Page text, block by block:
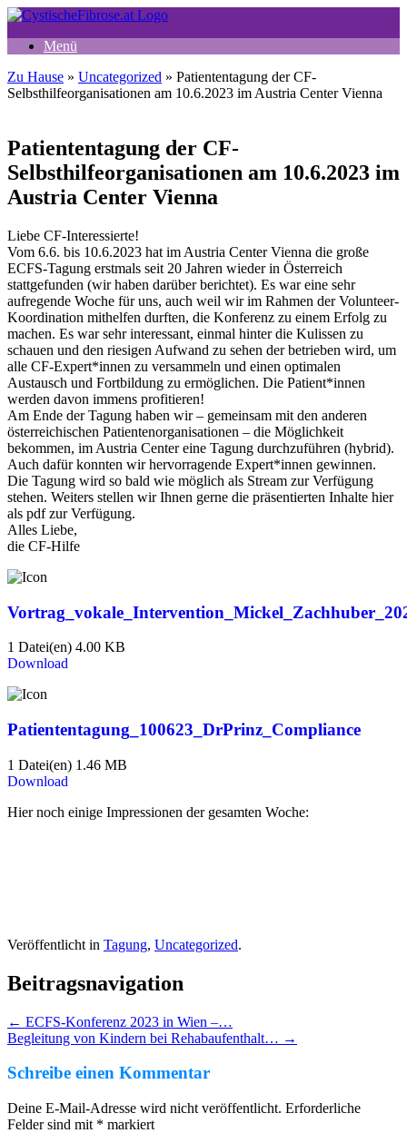
Zum
springenMenü
Zu Hause » Uncategorized » Patiententagung der CF-
Selbsthilfeorganisationen am 10.6.2023 im Austria Center Vienna
Patiententagung der CF-
Selbsthilfeorganisationen am 10.6.2023 im
Austria Center Vienna
Liebe CF-Interessierte!
Vom 6.6. bis 10.6.2023 hat im Austria Center Vienna die große
ECFS-Tagung erstmals seit 20 Jahren wieder in Österreich
stattgefunden (wir haben darüber berichtet). Es war eine sehr
aufregende Woche für uns, auch weil wir im Rahmen der Volunteer-
Koordination mithelfen durften, die Konferenz zu einem Erfolg zu
machen. Es war sehr interessant, einmal hinter die Kulissen zu
schauen und den riesigen Aufwand zu sehen der betrieben wird, um
alle CF-Expert*innen zu versammeln und einen optimalen
Austausch und Fortbildung zu ermöglichen. Die Patient*innen
werden davon immens profitieren!
Am Ende der Tagung haben wir – gemeinsam mit den anderen
österreichischen Patientenorganisationen – die Möglichkeit
bekommen, im Austria Center eine Tagung durchzuführen (hybrid).
Auch dafür konnten wir hervorragende Expert*innen gewinnen.
Die Tagung wird so bald wie möglich als Stream zur Verfügung
stehen. Weiters stellen wir Ihnen gerne die präsentierten Inhalte hier
als pdf zur Verfügung.
Alles Liebe,
die CF-Hilfe
1 Datei(en) 4.00 KB
Download
Patiententagung_100623_DrPrinz_Compliance
1 Datei(en) 1.46 MB
Download
Hier noch einige Impressionen der gesamten Woche:
Veröffentlicht in Tagung, Uncategorized.
Beitragsnavigation
← ECFS-Konferenz 2023 in Wien –…
Begleitung von Kindern bei Rehabaufenthalt… →
Schreibe einen Kommentar
Deine E-Mail-Adresse wird nicht veröffentlicht. Erforderliche
Felder sind mit * markiert